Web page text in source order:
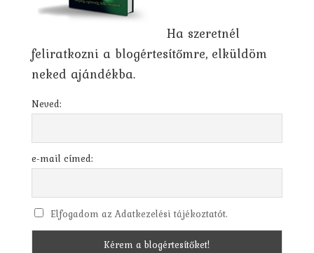
Ha szeretnél
feliratkozni a blogértesítőmre, elküldöm
neked ajándékba.
Neved:
e-mail címed:
Elfogadom az Adatkezelési tájékoztatót.